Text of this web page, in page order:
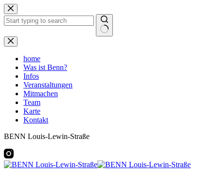
Zum
Inhalt
springen
Keine
Ergebnisse
home
Was ist Benn?
Infos
Veranstaltungen
Mitmachen
Team
Karte
Kontakt
BENN Louis-Lewin-Straße